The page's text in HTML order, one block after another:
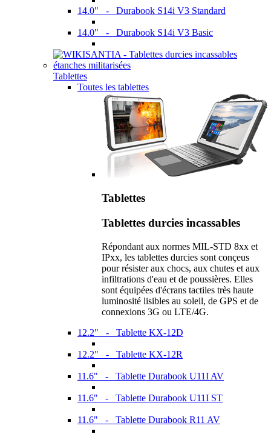
14.0" - Durabook S14i V3 Standard
14.0" - Durabook S14i V3 Basic
Tablettes
Toutes les tablettes
Tablettes
Tablettes durcies incassables
Répondant aux normes MIL-STD 8xx et
IPxx, les tablettes durcies sont conçeus
pour résister aux chocs, aux chutes et aux
infiltrations d'eau et de poussières. Elles
sont équipées d'écrans tactiles très haute
luminosité lisibles au soleil, de GPS et de
connexions 3G ou LTE/4G.
12.2" - Tablette KX-12D
12.2" - Tablette KX-12R
11.6" - Tablette Durabook U11I AV
11.6" - Tablette Durabook U11I ST
11.6" - Tablette Durabook R11 AV